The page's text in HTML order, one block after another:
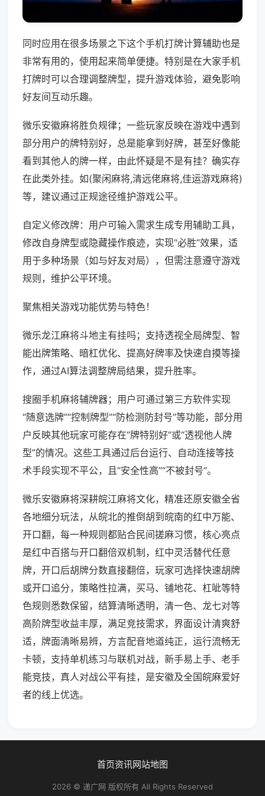
同时应用在很多场景之下这个手机打牌计算辅助也是
非常有用的，使用起来简单便捷。特别是在大家手机
打牌时可以合理调整牌型，提升游戏体验，避免影响
好友间互动乐趣。
微乐安徽麻将胜负规律；一些玩家反映在游戏中遇到
部分用户的牌特别好，总是能拿到好牌，甚至好像能
看到其他人的牌一样，由此怀疑是不是有挂？确实存
在此类外挂。如(聚闲麻将,清远佬麻将,佳运游戏麻将)
等，建议通过正规途径维护游戏公平。
自定义修改牌：用户可输入需求生成专用辅助工具，
修改自身牌型或隐藏操作痕迹，实现“必胜”效果，适
用于多种场景（如与好友对局），但需注意遵守游戏
规则，维护公平环境。
聚焦相关游戏功能优势与特色！
微乐龙江麻将斗地主有挂吗；支持透视全局牌型、智
能出牌策略、暗杠优化、提高好牌率及快速自摸等操
作，通过AI算法调整牌局结果，提升胜率。
搜圈手机麻将辅牌器；用户可通过第三方软件实现
“随意选牌”“控制牌型”“防检测防封号”等功能，部分用
户反映其他玩家可能存在“牌特别好”或“透视他人牌
型”的情况。这些工具通过后台运行、自动连接等技
术手段实现不平公，且“安全性高”“不被封号”。
微乐安徽麻将深耕皖江麻将文化，精准还原安徽全省
各地细分玩法，从皖北的推倒胡到皖南的红中万能、
开口翻，每一种规则都贴合民间搓麻习惯，核心亮点
是红中百搭与开口翻倍双机制，红中灵活替代任意
牌，开口后胡牌分数直接翻倍，玩家可选择快速胡牌
或开口追分，策略性拉满，买马、铺地花、杠呲等特
色规则悉数保留，结算清晰透明，清一色、龙七对等
高阶牌型收益丰厚，满足竞技需求，界面设计清爽舒
适，牌面清晰易辨，方言配音地道纯正，运行流畅无
卡顿，支持单机练习与联机对战，新手易上手、老手
能竞技，真人对战公平有挂，是安徽及全国皖麻爱好
者的线上优选。
首页资讯网站地图
2026 © 递广网 版权所有 All Rights Reserved